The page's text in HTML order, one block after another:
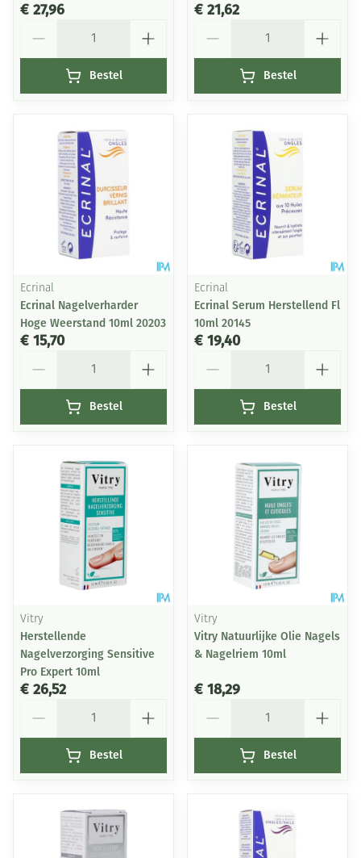
€ 27,96
Bestel
€ 21,62
Bestel
Ecrinal
Ecrinal Nagelverharder
Hoge Weerstand 10ml 20203
€ 15,70
Bestel
Ecrinal
Ecrinal Serum Herstellend Fl
10ml 20145
€ 19,40
Bestel
Vitry
Herstellende
Nagelverzorging Sensitive
Pro Expert 10ml
€ 26,52
Bestel
Vitry
Vitry Natuurlijke Olie Nagels
& Nagelriem 10ml
€ 18,29
Bestel